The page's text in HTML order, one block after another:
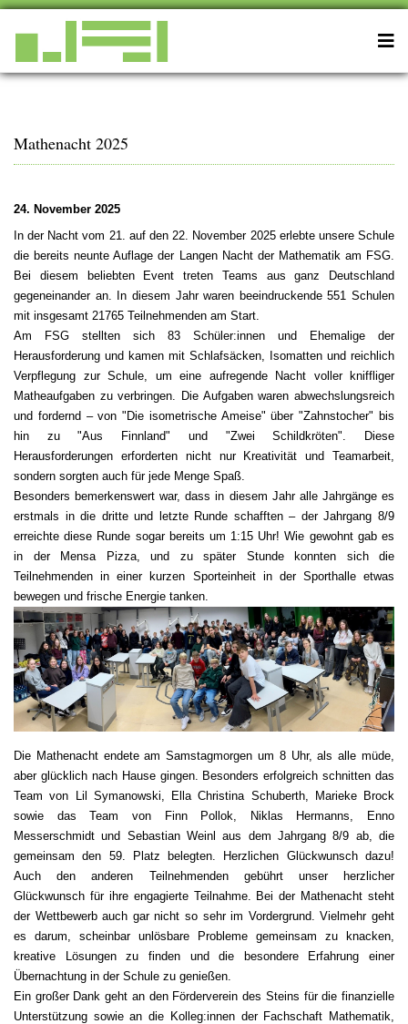
Mathenacht 2025
24. November 2025
In der Nacht vom 21. auf den 22. November 2025 erlebte unsere Schule
die bereits neunte Auflage der Langen Nacht der Mathematik am FSG.
Bei diesem beliebten Event treten Teams aus ganz Deutschland
gegeneinander an. In diesem Jahr waren beeindruckende 551 Schulen
mit insgesamt 21765 Teilnehmenden am Start.
Am FSG stellten sich 83 Schüler:innen und Ehemalige der
Herausforderung und kamen mit Schlafsäcken, Isomatten und reichlich
Verpflegung zur Schule, um eine aufregende Nacht voller kniffliger
Matheaufgaben zu verbringen. Die Aufgaben waren abwechslungsreich
und fordernd – von "Die isometrische Ameise" über "Zahnstocher" bis
hin zu "Aus Finnland" und "Zwei Schildkröten". Diese
Herausforderungen erforderten nicht nur Kreativität und Teamarbeit,
sondern sorgten auch für jede Menge Spaß.
Besonders bemerkenswert war, dass in diesem Jahr alle Jahrgänge es
erstmals in die dritte und letzte Runde schafften – der Jahrgang 8/9
erreichte diese Runde sogar bereits um 1:15 Uhr! Wie gewohnt gab es
in der Mensa Pizza, und zu später Stunde konnten sich die
Teilnehmenden in einer kurzen Sporteinheit in der Sporthalle etwas
bewegen und frische Energie tanken.
Die Mathenacht endete am Samstagmorgen um 8 Uhr, als alle müde,
aber glücklich nach Hause gingen. Besonders erfolgreich schnitten das
Team von Lil Symanowski, Ella Christina Schuberth, Marieke Brock
sowie das Team von Finn Pollok, Niklas Hermanns, Enno
Messerschmidt und Sebastian Weinl aus dem Jahrgang 8/9 ab, die
gemeinsam den 59. Platz belegten. Herzlichen Glückwunsch dazu!
Auch den anderen Teilnehmenden gebührt unser herzlicher
Glückwunsch für ihre engagierte Teilnahme. Bei der Mathenacht steht
der Wettbewerb auch gar nicht so sehr im Vordergrund. Vielmehr geht
es darum, scheinbar unlösbare Probleme gemeinsam zu knacken,
kreative Lösungen zu finden und die besondere Erfahrung einer
Übernachtung in der Schule zu genießen.
Ein großer Dank geht an den Förderverein des Steins für die finanzielle
Unterstützung sowie an die Kolleg:innen der Fachschaft Mathematik,